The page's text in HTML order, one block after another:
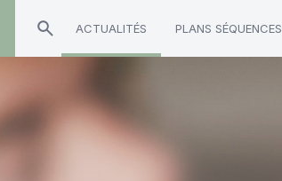
ACTUALITÉS PLANS SÉQUENCES